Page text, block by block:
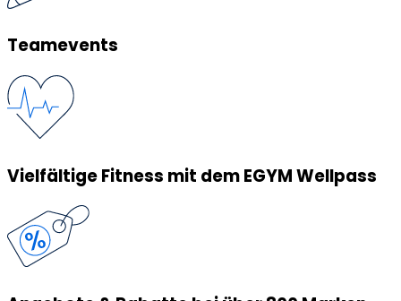
Teamevents
Vielfältige Fitness mit dem EGYM Wellpass